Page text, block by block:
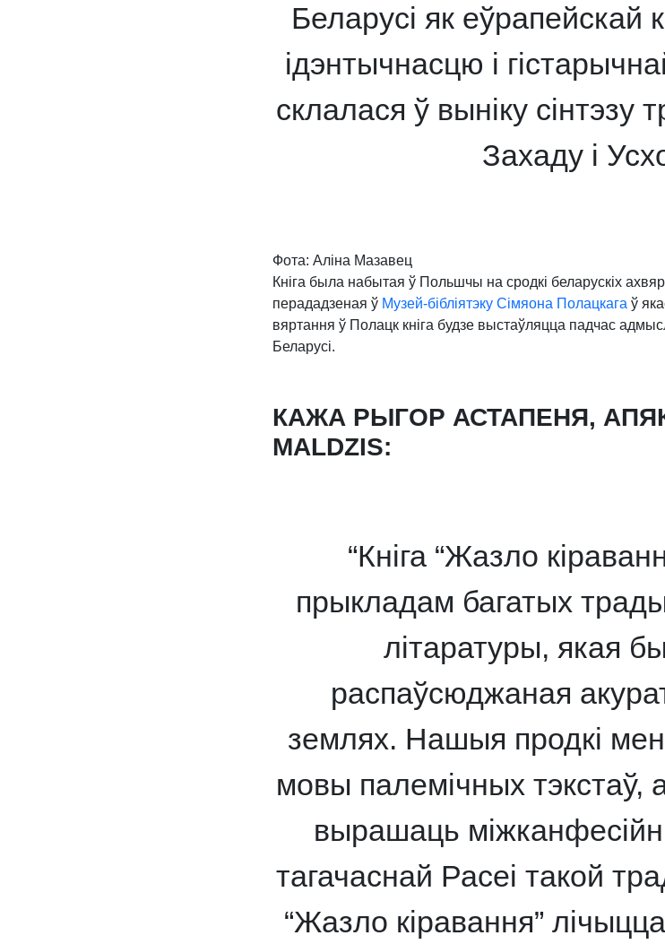
Беларусі як еўрапейскай
ідэнтычнасцю і
склалася ў выніку сінтэзу
Захаду і
Фота: Аліна Мазавец
Кніга была набытая ў Польшчы на сродкі беларускіх
перададзеная ў Музей-бібліятэку Сімяона Полацкага ў
вяртання ў Полацк кніга будзе выстаўляцца падчас
Беларусі.
КАЖА РЫГОР АСТАПЕНЯ,
MALDZIS:
“Кніга “Жазло
прыкладам багатых
літаратуры, якая
распаўсюджаная
землях. Нашыя продкі
мовы палемічных тэкстаў,
вырашаць
тагачаснай Расеі такой
“Жазло кіравання”